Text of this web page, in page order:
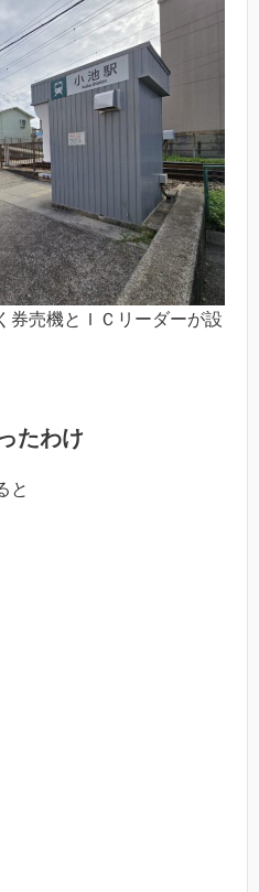
券売機とＩＣリーダーが設
たわけ
と